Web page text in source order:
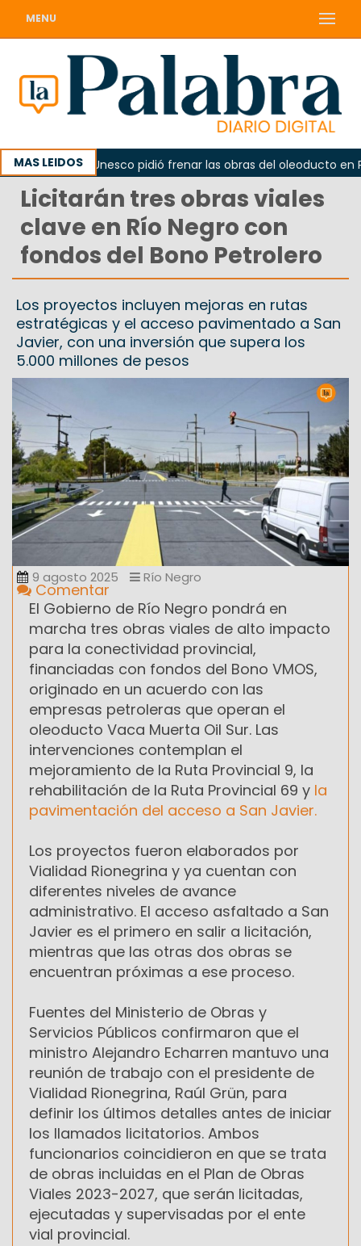
MENU
MAS LEIDOSLa Unesco pidió frenar las obras del oleoducto en
Licitarán tres obras viales
clave en Río Negro con
fondos del Bono Petrolero
Los proyectos incluyen mejoras en rutas
estratégicas y el acceso pavimentado a San
Javier, con una inversión que supera los
5.000 millones de pesos
9 agosto 2025 Río Negro
Comentar
El Gobierno de Río Negro pondrá en
marcha tres obras viales de alto impacto
para la conectividad provincial,
financiadas con fondos del Bono VMOS,
originado en un acuerdo con las
empresas petroleras que operan el
oleoducto Vaca Muerta Oil Sur. Las
intervenciones contemplan el
mejoramiento de la Ruta Provincial 9, la
rehabilitación de la Ruta Provincial 69 y la
pavimentación del acceso a San Javier.
Los proyectos fueron elaborados por
Vialidad Rionegrina y ya cuentan con
diferentes niveles de avance
administrativo. El acceso asfaltado a San
Javier es el primero en salir a licitación,
mientras que las otras dos obras se
encuentran próximas a ese proceso.
Fuentes del Ministerio de Obras y
Servicios Públicos confirmaron que el
ministro Alejandro Echarren mantuvo una
reunión de trabajo con el presidente de
Vialidad Rionegrina, Raúl Grün, para
definir los últimos detalles antes de iniciar
los llamados licitatorios. Ambos
funcionarios coincidieron en que se trata
de obras incluidas en el Plan de Obras
Viales 2023-2027, que serán licitadas,
ejecutadas y supervisadas por el ente
vial provincial.